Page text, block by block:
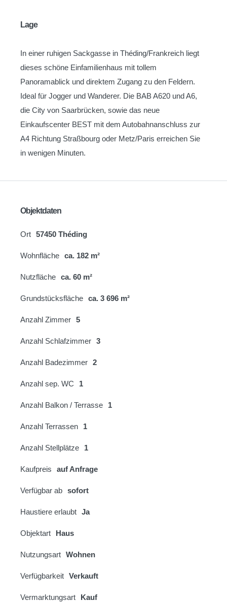
Lage
In einer ruhigen Sackgasse in Théding/Frankreich liegt
dieses schöne Einfamilienhaus mit tollem
Panoramablick und direktem Zugang zu den Feldern.
Ideal für Jogger und Wanderer. Die BAB A620 und A6,
die City von Saarbrücken, sowie das neue
Einkaufscenter BEST mit dem Autobahnanschluss zur
A4 Richtung Straßbourg oder Metz/Paris erreichen Sie
in wenigen Minuten.
Objektdaten
Ort 57450 Théding
Wohnfläche ca. 182 m²
Nutzfläche ca. 60 m²
Grundstücksfläche ca. 3 696 m²
Anzahl Zimmer 5
Anzahl Schlafzimmer 3
Anzahl Badezimmer 2
Anzahl sep. WC 1
Anzahl Balkon / Terrasse 1
Anzahl Terrassen 1
Anzahl Stellplätze 1
Kaufpreis auf Anfrage
Verfügbar ab sofort
Haustiere erlaubt Ja
Objektart Haus
Nutzungsart Wohnen
Verfügbarkeit Verkauft
Vermarktungsart Kauf